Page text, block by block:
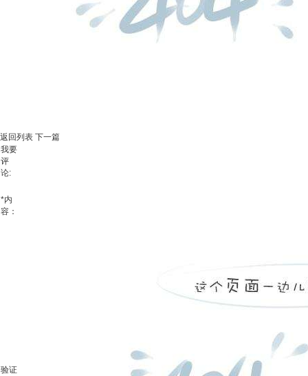
返回列表 下一篇
我要
评
论:
*内
容：
验证